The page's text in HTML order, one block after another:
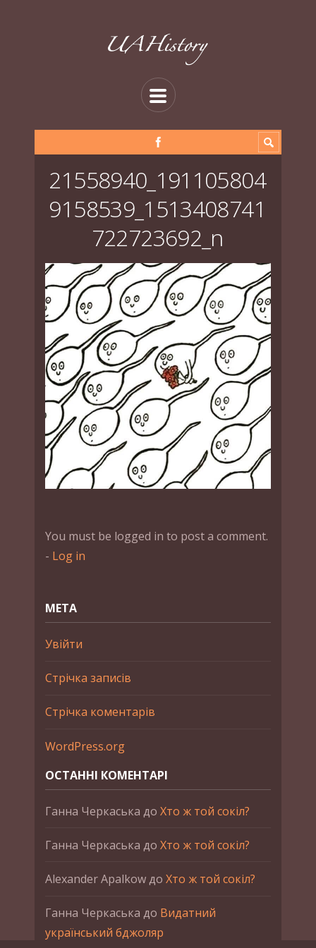
21558940_191105804
9158539_1513408741
722723692_n
You must be logged in to post a comment.
- Log in
МЕТА
Увійти
Стрічка записів
Стрічка коментарів
WordPress.org
ОСТАННІ КОМЕНТАРІ
Ганна Черкаська до Хто ж той сокіл?
Ганна Черкаська до Хто ж той сокіл?
Alexander Apalkowдо Хто ж той сокіл?
Ганна Черкаська до Видатний
український бджоляр